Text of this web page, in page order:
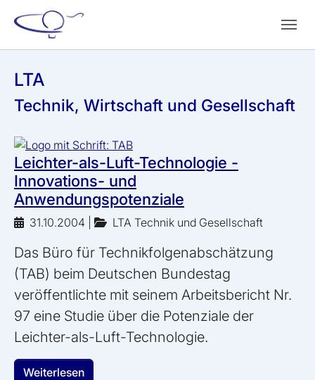
Zum Hauptinhalt springen
Skip to page footer
LTA
Technik, Wirtschaft und Gesellschaft
Leichter-als-Luft-Technologie -
Innovations- und
Anwendungspotenziale
31.10.2004 LTA Technik und Gesellschaft
Das Büro für Technikfolgenabschätzung
(TAB) beim Deutschen Bundestag
veröffentlichte mit seinem Arbeitsbericht Nr.
97 eine Studie über die Potenziale der
Leichter-als-Luft-Technologie.
Weiterlesen